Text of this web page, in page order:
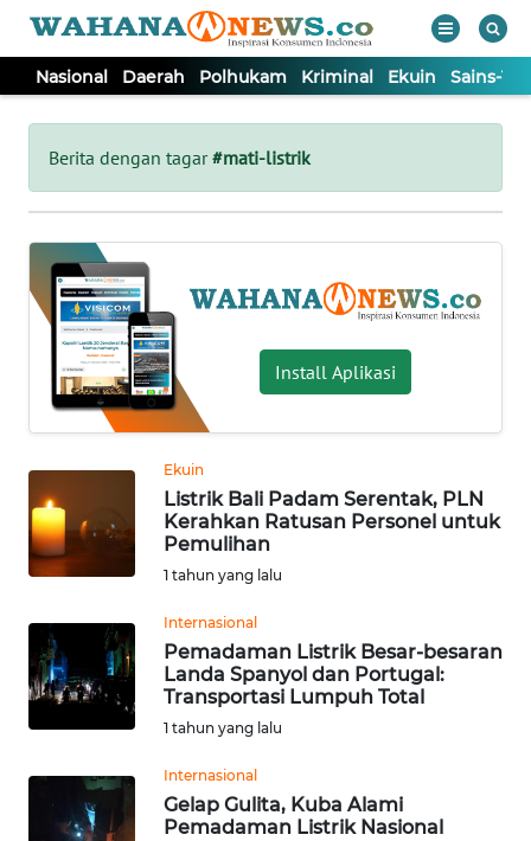
Nasional Daerah Polhukam Kriminal Ekuin Sains-
Berita dengan tagar#mati-listrik
Install Aplikasi
Ekuin
Listrik Bali Padam Serentak, PLN
Kerahkan Ratusan Personel untuk
Pemulihan
1 tahun yang lalu
Internasional
Pemadaman Listrik Besar-besaran
Landa Spanyol dan Portugal:
Transportasi Lumpuh Total
1 tahun yang lalu
Internasional
Gelap Gulita, Kuba Alami
Pemadaman Listrik Nasional
Tutup
NASIONAL
DAERAH
POLHUKAM
KRIMINAL
EKUIN
SAINS-TEKNO
INTERNASIONAL
PENDIDIKAN